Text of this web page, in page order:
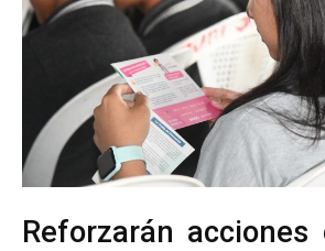
Reforzarán